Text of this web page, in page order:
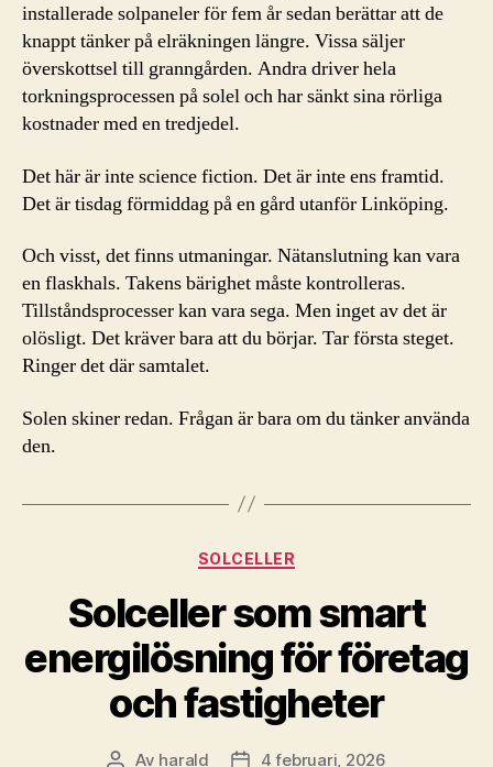
installerade solpaneler för fem år sedan berättar att de
knappt tänker på elräkningen längre. Vissa säljer
överskottsel till granngården. Andra driver hela
torkningsprocessen på solel och har sänkt sina rörliga
kostnader med en tredjedel.
Det här är inte science fiction. Det är inte ens framtid.
Det är tisdag förmiddag på en gård utanför Linköping.
Och visst, det finns utmaningar. Nätanslutning kan vara
en flaskhals. Takens bärighet måste kontrolleras.
Tillståndsprocesser kan vara sega. Men inget av det är
olösligt. Det kräver bara att du börjar. Tar första steget.
Ringer det där samtalet.
Solen skiner redan. Frågan är bara om du tänker använda
den.
Kategorier
SOLCELLER
Solceller som smart
energilösning för företag
och fastigheter
Inläggsförfattare
Av harald Inläggsdatum
4 februari, 2026